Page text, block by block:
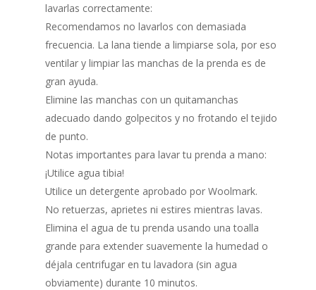
lavarlas correctamente:
Recomendamos no lavarlos con demasiada
frecuencia. La lana tiende a limpiarse sola, por eso
ventilar y limpiar las manchas de la prenda es de
gran ayuda.
Elimine las manchas con un quitamanchas
adecuado dando golpecitos y no frotando el tejido
de punto.
Notas importantes para lavar tu prenda a mano:
¡Utilice agua tibia!
Utilice un detergente aprobado por Woolmark.
No retuerzas, aprietes ni estires mientras lavas.
Elimina el agua de tu prenda usando una toalla
grande para extender suavemente la humedad o
déjala centrifugar en tu lavadora (sin agua
obviamente) durante 10 minutos.